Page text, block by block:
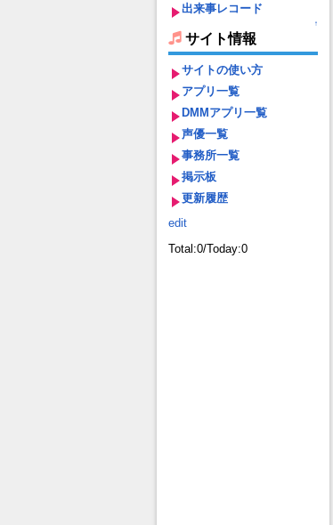
出来事レコード
↑
サイト情報
サイトの使い方
アプリ一覧
DMMアプリ一覧
声優一覧
事務所一覧
掲示板
更新履歴
edit
Total:0/Today:0